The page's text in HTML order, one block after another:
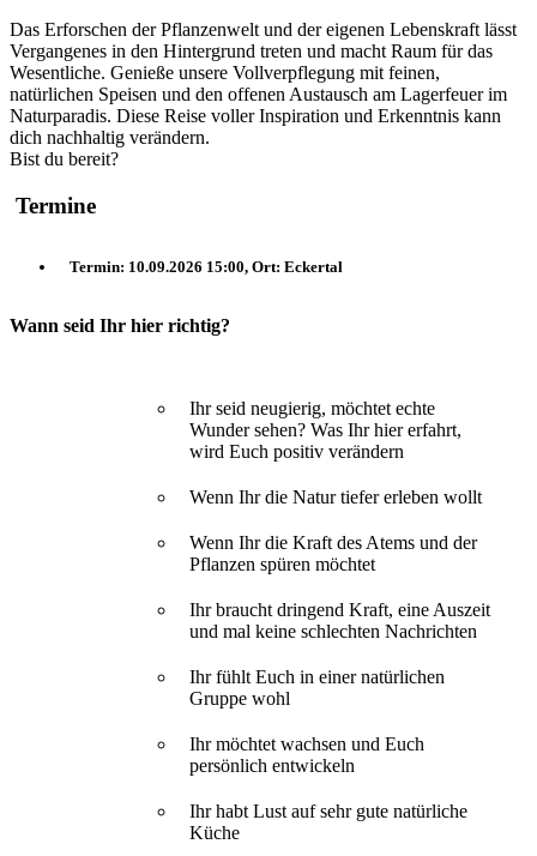
Das Erforschen der Pflanzenwelt und der eigenen Lebenskraft lässt
Vergangenes in den Hintergrund treten und macht Raum für das
Wesentliche. Genieße unsere Vollverpflegung mit feinen,
natürlichen Speisen und den offenen Austausch am Lagerfeuer im
Naturparadis. Diese Reise voller Inspiration und Erkenntnis kann
dich nachhaltig verändern.
Bist du bereit?
Termine
Termin: 10.09.2026 15:00, Ort: Eckertal
Wann seid Ihr hier richtig?
Ihr seid neugierig, möchtet echte
Wunder sehen? Was Ihr hier erfahrt,
wird Euch positiv verändern
Wenn Ihr die Natur tiefer erleben wollt
Wenn Ihr die Kraft des Atems und der
Pflanzen spüren möchtet
Ihr braucht dringend Kraft, eine Auszeit
und mal keine schlechten Nachrichten
Ihr fühlt Euch in einer natürlichen
Gruppe wohl
Ihr möchtet wachsen und Euch
persönlich entwickeln
Ihr habt Lust auf sehr gute natürliche
Küche